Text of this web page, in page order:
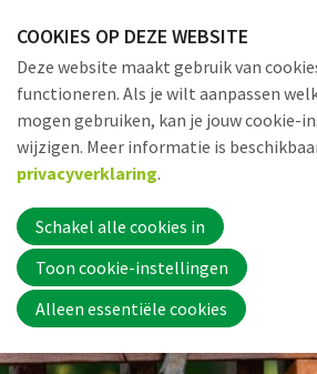
links
over
Jump
to
navigation
to
main
content
COOKIES OP DEZE WEBSITE
Deze website maakt gebruik van
functioneren. Als je wilt aanpassen
mogen gebruiken, kan je jouw cookie-
wijzigen. Meer informatie is
privacyverklaring.
Schakel alle cookies in
Toon cookie-instellingen
Alleen essentiële cookies